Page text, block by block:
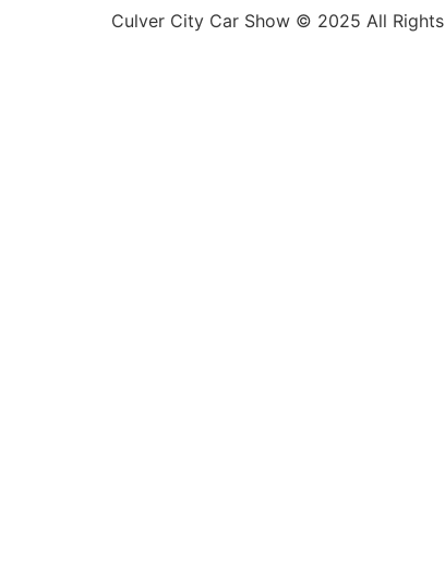
Culver City Car Show © 2025 All Rights